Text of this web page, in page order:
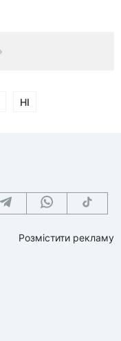
НІ
Розмістити рекламу